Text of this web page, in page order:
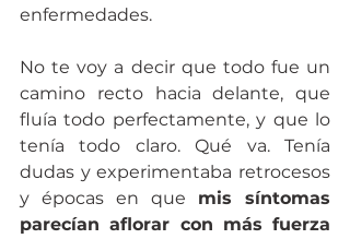
enfermedades.
No te voy a decir que todo fue un
camino recto hacia delante, que
fluía todo perfectamente, y que lo
tenía todo claro. Qué va. Tenía
dudas y experimentaba retrocesos
y épocas en que mis síntomas
parecían aflorar con más fuerza